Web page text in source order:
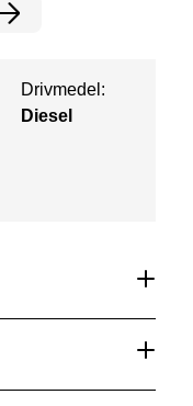
Drivmedel:
Diesel